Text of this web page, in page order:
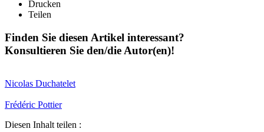
Drucken
Teilen
Finden Sie diesen Artikel interessant?
Konsultieren Sie den/die Autor(en)!
Nicolas Duchatelet
Frédéric Pottier
Diesen Inhalt teilen :